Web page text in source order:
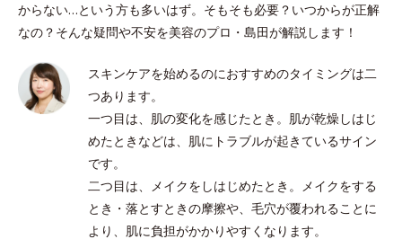
からない…という方も多いはず。そもそも必要？いつからが正解
なの？そんな疑問や不安を美容のプロ・島田が解説します！
スキンケアを始めるのにおすすめのタイミングは二
つあります。
一つ目は、肌の変化を感じたとき。肌が乾燥しはじ
めたときなどは、肌にトラブルが起きているサイン
です。
二つ目は、メイクをしはじめたとき。メイクをする
とき・落とすときの摩擦や、毛穴が覆われることに
より、肌に負担がかかりやすくなります。